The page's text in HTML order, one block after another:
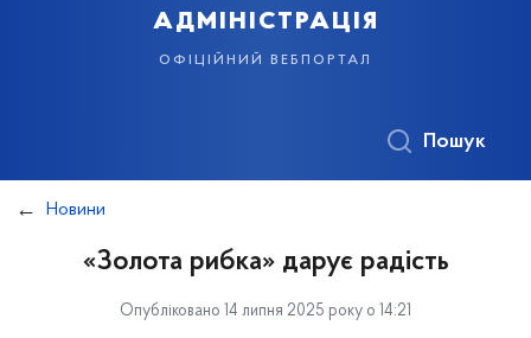
адміністрація
офіційний вебпортал
Пошук
Новини
«Золота рибка» дарує радість
Опубліковано 14 липня 2025 року о 14:21